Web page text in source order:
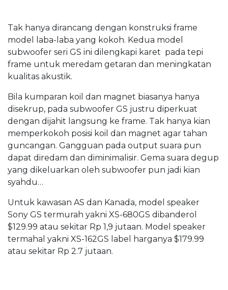
Tak hanya dirancang dengan konstruksi frame
model laba-laba yang kokoh. Kedua model
subwoofer seri GS ini dilengkapi karet pada tepi
frame untuk meredam getaran dan meningkatan
kualitas akustik.
Bila kumparan koil dan magnet biasanya hanya
disekrup, pada subwoofer GS justru diperkuat
dengan dijahit langsung ke frame. Tak hanya kian
memperkokoh posisi koil dan magnet agar tahan
guncangan. Gangguan pada output suara pun
dapat diredam dan diminimalisir. Gema suara degup
yang dikeluarkan oleh subwoofer pun jadi kian
syahdu…
Untuk kawasan AS dan Kanada, model speaker
Sony GS termurah yakni XS-680GS dibanderol
$129.99 atau sekitar Rp 1,9 jutaan. Model speaker
termahal yakni XS-162GS label harganya $179.99
atau sekitar Rp 2.7 jutaan.